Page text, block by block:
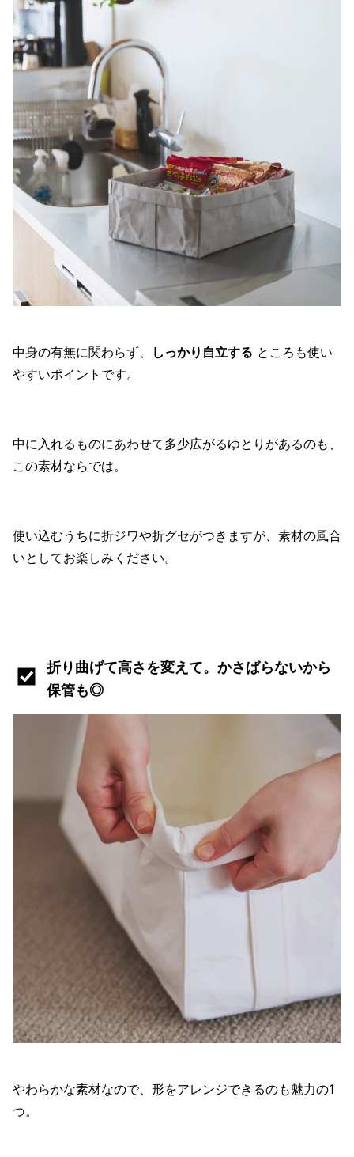
中身の有無に関わらず、 しっかり自立する ところも使い
やすいポイントです。
中に入れるものにあわせて多少広がるゆとりがあるのも、
この素材ならでは。
使い込むうちに折ジワや折グセがつきますが、素材の風合
いとしてお楽しみください。
折り曲げて高さを変えて。かさばらないから
保管も◎
やわらかな素材なので、形をアレンジできるのも魅力の1
つ。